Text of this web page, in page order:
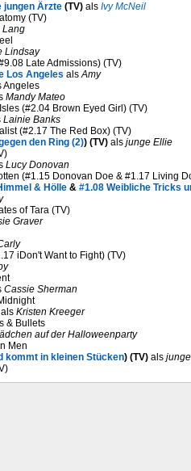
jungen Ärzte (TV) als Ivy McNeil
(TV)
Lang
Lindsay
Late Admissions) (TV)
Los Angeles alsAmy
Angeles
Mandy Mateo
(#2.04 Brown Eyed Girl) (TV)
Lainie Banks
(#2.17 The Red Box) (TV)
den Ring (2)) (TV) als junge Ellie
Lucy Donovan
(#1.15 Donovan Doe & #1.17 Living
& Hölle & #1.08 Weibliche Tricks
of Tara (TV)
Graver
iDon't Want to Fight) (TV)
Cassie Sherman
als Kristen Kreeger
& Bullets
auf der Halloweenparty
Men
kommt in kleinen Stücken) (TV) als